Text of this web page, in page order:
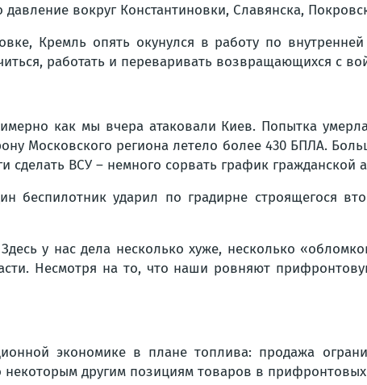
вокруг Константиновки, Славянска,
Кремль опять окунулся в работу по
работать и переваривать возвращающихся с
как мы вчера атаковали Киев. Попытка
Московского региона летело более 430 БПЛА.
сделать ВСУ – немного сорвать график гражданской
беспилотник ударил по градирне строящегося
у нас дела несколько хуже, несколько
Несмотря на то, что наши ровняют
экономике в плане топлива: продажа
некоторым другим позициям товаров в